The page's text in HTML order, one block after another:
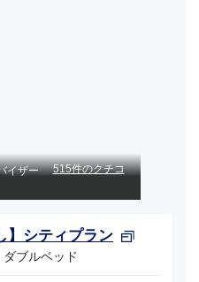
515件のクチコ
】シティプラン
ルベッド